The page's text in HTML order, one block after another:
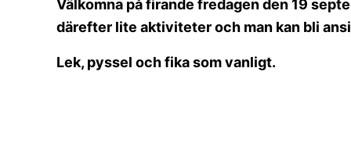
Välkomna på firande fredagen den 19
därefter lite aktiviteter och man kan bli
Lek, pyssel och fika som vanligt.